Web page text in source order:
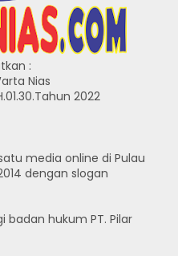
:
Nias
2022
media online di Pulau
dengan slogan
badan hukum PT. Pilar